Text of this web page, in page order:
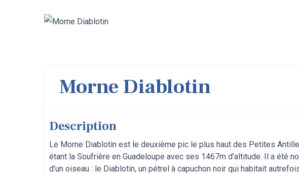
Morne Diablotin
Description
Le Morne Diablotin est le deuxième pic le plus haut des Petites
étant la Soufrière en Guadeloupe avec ses 1467m d’altitude. Il a été
d’un oiseau : le Diablotin, un pétrel à capuchon noir qui habitait